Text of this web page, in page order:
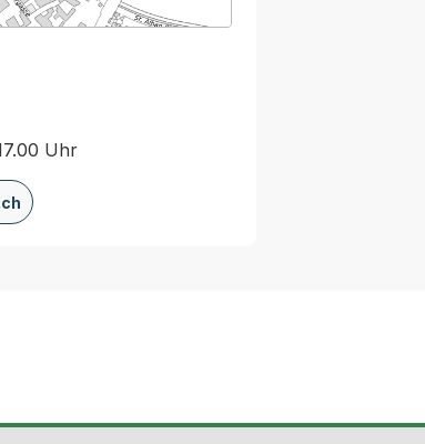
von MapBS.
Link, wird in einem neuen Tab oder
Uhr